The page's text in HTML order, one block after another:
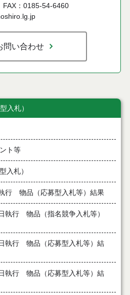
FAX：0185-54-6460
問い合わせ
入札）
ト等
入札）
行 物品（応募型入札等）結果
執行 物品（指名競争入札等）
執行 物品（応募型入札等）結
執行 物品（応募型入札等）結